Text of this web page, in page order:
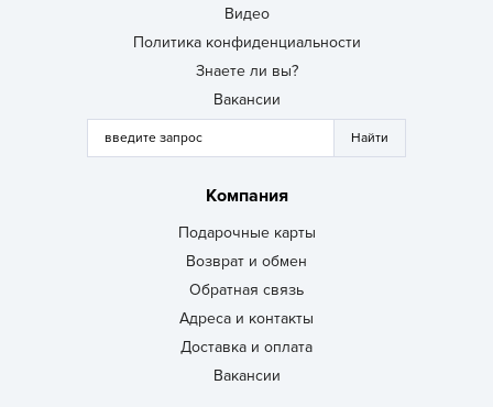
Видео
Политика конфиденциальности
Знаете ли вы?
Вакансии
Компания
Подарочные карты
Возврат и обмен
Обратная связь
Адреса и контакты
Доставка и оплата
Вакансии